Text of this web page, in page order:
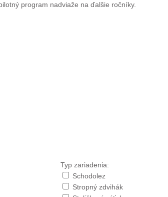
program nadviaže na ďalšie ročníky.
Typ zariadenia:
Schodolez
Stropný zdvihák